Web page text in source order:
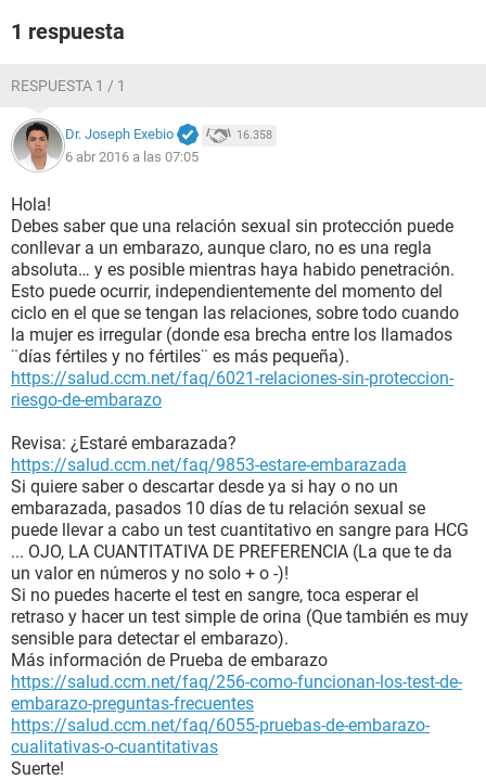
1 respuesta
RESPUESTA 1 / 1
Dr. Joseph Exebio 16.358
6 abr 2016 a las 07:05
Hola!
Debes saber que una relación sexual sin protección puede
conllevar a un embarazo, aunque claro, no es una regla
absoluta… y es posible mientras haya habido penetración.
Esto puede ocurrir, independientemente del momento del
ciclo en el que se tengan las relaciones, sobre todo cuando
la mujer es irregular (donde esa brecha entre los llamados
¨días fértiles y no fértiles¨ es más pequeña).
https://salud.ccm.net/faq/6021-relaciones-sin-proteccion-
riesgo-de-embarazo
Revisa: ¿Estaré embarazada?
https://salud.ccm.net/faq/9853-estare-embarazada
Si quiere saber o descartar desde ya si hay o no un
embarazada, pasados 10 días de tu relación sexual se
puede llevar a cabo un test cuantitativo en sangre para HCG
... OJO, LA CUANTITATIVA DE PREFERENCIA (La que te da
un valor en números y no solo + o -)!
Si no puedes hacerte el test en sangre, toca esperar el
retraso y hacer un test simple de orina (Que también es muy
sensible para detectar el embarazo).
Más información de Prueba de embarazo
https://salud.ccm.net/faq/256-como-funcionan-los-test-de-
embarazo-preguntas-frecuentes
https://salud.ccm.net/faq/6055-pruebas-de-embarazo-
cualitativas-o-cuantitativas
Suerte!